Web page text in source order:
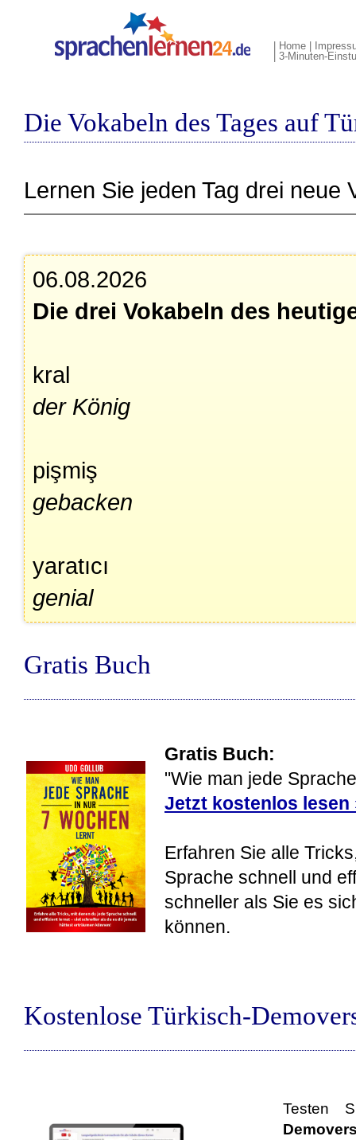
Home
3-Minuten-
Die Vokabeln des Tages auf
Lernen Sie jeden Tag drei neue
06.08.2026
Die drei Vokabeln des
kral
der König
pişmiş
gebacken
yaratıcı
genial
Gratis Buch
Gratis Buch:
"Wie man jede
Jetzt kostenlos lesen
Erfahren Sie alle
Sprache schnell und
schneller als Sie es
können.
Kostenlose Türkisch-
Testen